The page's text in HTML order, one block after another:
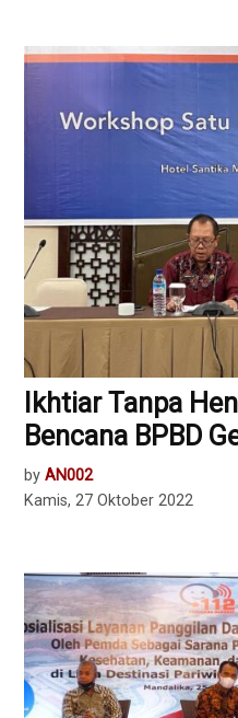
Ikhtiar Tanpa
Bencana BPBD
by AN002
Kamis, 27 Oktober 2022